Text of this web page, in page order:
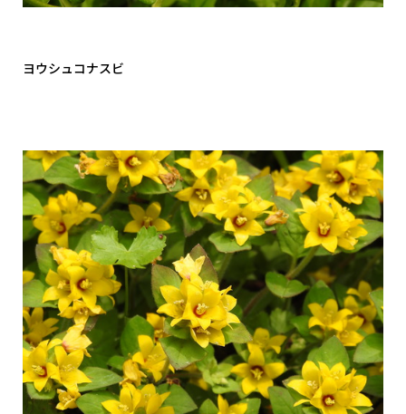
ヨウシュコナスビ